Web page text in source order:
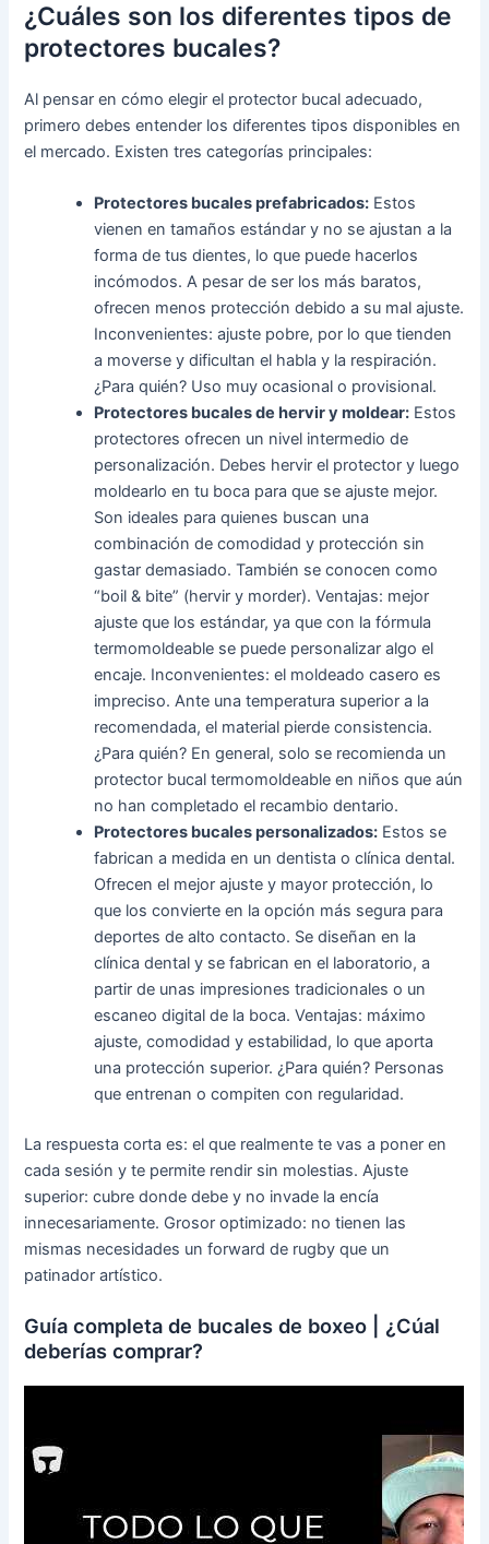
¿Cuáles son los diferentes tipos de
protectores bucales?
Al pensar en cómo elegir el protector bucal adecuado,
primero debes entender los diferentes tipos disponibles en
el mercado. Existen tres categorías principales:
Protectores bucales prefabricados: Estos
vienen en tamaños estándar y no se ajustan a la
forma de tus dientes, lo que puede hacerlos
incómodos. A pesar de ser los más baratos,
ofrecen menos protección debido a su mal ajuste.
Inconvenientes: ajuste pobre, por lo que tienden
a moverse y dificultan el habla y la respiración.
¿Para quién? Uso muy ocasional o provisional.
Protectores bucales de hervir y moldear: Estos
protectores ofrecen un nivel intermedio de
personalización. Debes hervir el protector y luego
moldearlo en tu boca para que se ajuste mejor.
Son ideales para quienes buscan una
combinación de comodidad y protección sin
gastar demasiado. También se conocen como
“boil & bite” (hervir y morder). Ventajas: mejor
ajuste que los estándar, ya que con la fórmula
termomoldeable se puede personalizar algo el
encaje. Inconvenientes: el moldeado casero es
impreciso. Ante una temperatura superior a la
recomendada, el material pierde consistencia.
¿Para quién? En general, solo se recomienda un
protector bucal termomoldeable en niños que aún
no han completado el recambio dentario.
Protectores bucales personalizados: Estos se
fabrican a medida en un dentista o clínica dental.
Ofrecen el mejor ajuste y mayor protección, lo
que los convierte en la opción más segura para
deportes de alto contacto. Se diseñan en la
clínica dental y se fabrican en el laboratorio, a
partir de unas impresiones tradicionales o un
escaneo digital de la boca. Ventajas: máximo
ajuste, comodidad y estabilidad, lo que aporta
una protección superior. ¿Para quién? Personas
que entrenan o compiten con regularidad.
La respuesta corta es: el que realmente te vas a poner en
cada sesión y te permite rendir sin molestias. Ajuste
superior: cubre donde debe y no invade la encía
innecesariamente. Grosor optimizado: no tienen las
mismas necesidades un forward de rugby que un
patinador artístico.
Guía completa de bucales de boxeo | ¿Cúal
deberías comprar?